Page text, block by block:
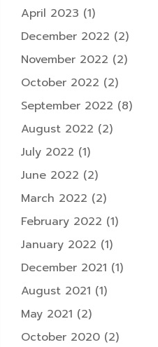
April 2023 (1)
December 2022 (2)
November 2022 (2)
October 2022 (2)
September 2022 (8)
August 2022 (2)
July 2022 (1)
June 2022 (2)
March 2022 (2)
February 2022 (1)
January 2022 (1)
December 2021 (1)
August 2021 (1)
May 2021 (2)
October 2020 (2)